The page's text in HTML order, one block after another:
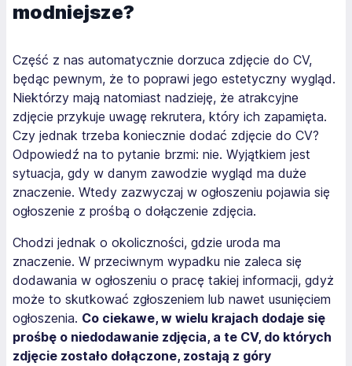
modniejsze?
Część z nas automatycznie dorzuca zdjęcie do CV,
będąc pewnym, że to poprawi jego estetyczny wygląd.
Niektórzy mają natomiast nadzieję, że atrakcyjne
zdjęcie przykuje uwagę rekrutera, który ich zapamięta.
Czy jednak trzeba koniecznie dodać zdjęcie do CV?
Odpowiedź na to pytanie brzmi: nie. Wyjątkiem jest
sytuacja, gdy w danym zawodzie wygląd ma duże
znaczenie. Wtedy zazwyczaj w ogłoszeniu pojawia się
ogłoszenie z prośbą o dołączenie zdjęcia.
Chodzi jednak o okoliczności, gdzie uroda ma
znaczenie. W przeciwnym wypadku nie zaleca się
dodawania w ogłoszeniu o pracę takiej informacji, gdyż
może to skutkować zgłoszeniem lub nawet usunięciem
ogłoszenia. Co ciekawe, w wielu krajach dodaje się
prośbę o niedodawanie zdjęcia, a te CV, do których
zdjęcie zostało dołączone, zostają z góry